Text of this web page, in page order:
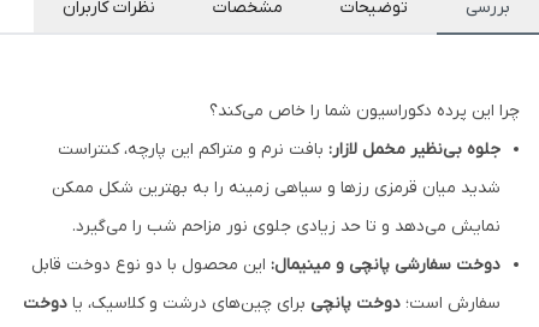
بررسی توضیحات مشخصات نظرات کاربران
چرا این پرده دکوراسیون شما را خاص می‌کند؟
جلوه بی‌نظیر مخمل لازار: بافت نرم و متراکم این پارچه، کنتراست
شدید میان قرمزی رزها و سیاهی زمینه را به بهترین شکل ممکن
نمایش می‌دهد و تا حد زیادی جلوی نور مزاحم شب را می‌گیرد.
دوخت سفارشی پانچی و مینیمال: این محصول با دو نوع دوخت قابل
سفارش است؛ دوخت پانچی برای چین‌های درشت و کلاسیک، یا دوخت